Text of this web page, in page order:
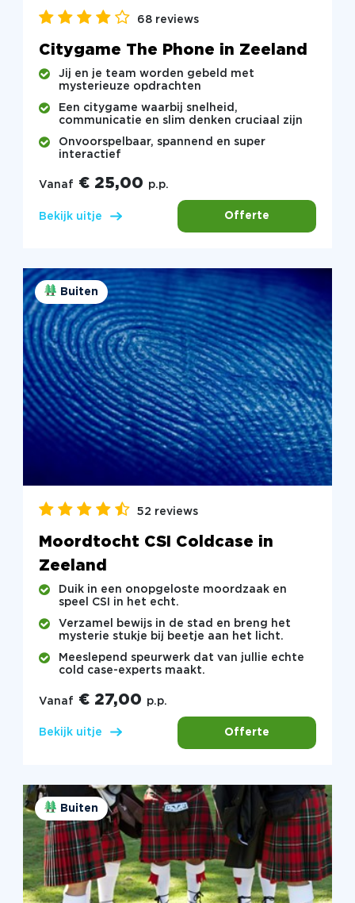
68 reviews
Citygame The Phone in Zeeland
Jij en je team worden gebeld met
mysterieuze opdrachten
Een citygame waarbij snelheid,
communicatie en slim denken cruciaal zijn
Onvoorspelbaar, spannend en super
interactief
Vanaf € 25,00 p.p.
Bekijk uitje Offerte
Buiten
52 reviews
Moordtocht CSI Coldcase in
Zeeland
Duik in een onopgeloste moordzaak en
speel CSI in het echt.
Verzamel bewijs in de stad en breng het
mysterie stukje bij beetje aan het licht.
Meeslepend speurwerk dat van jullie echte
cold case-experts maakt.
Vanaf € 27,00 p.p.
Bekijk uitje Offerte
Buiten